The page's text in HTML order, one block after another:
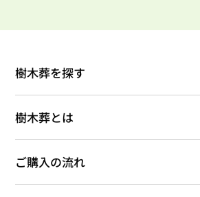
樹木葬を探す
樹木葬とは
ご購入の流れ